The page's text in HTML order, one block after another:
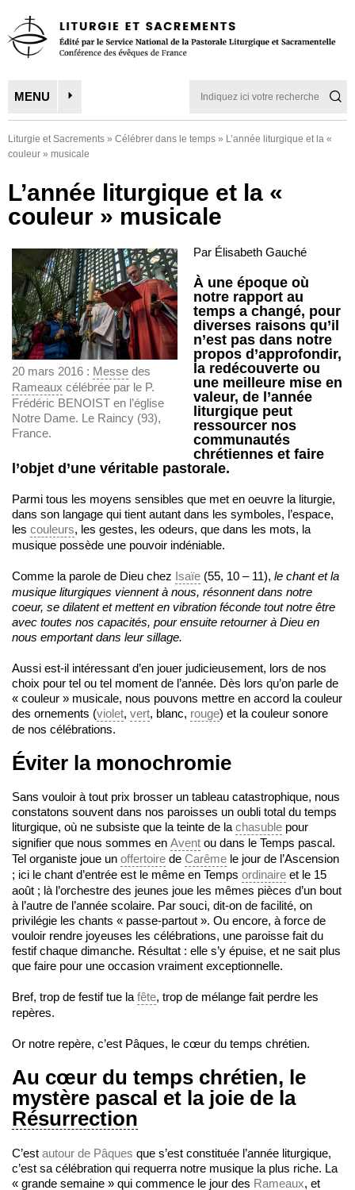
MENU
Liturgie et Sacrements » Célébrer dans le temps » L’année liturgique et la «
couleur » musicale
L’année liturgique et la «
couleur » musicale
20 mars 2016 : Messe des
Rameaux célébrée par le P.
Frédéric BENOIST en l’église
Notre Dame. Le Raincy (93),
France.
Par Élisabeth Gauché
À une époque où
notre rapport au
temps a changé, pour
diverses raisons qu’il
n’est pas dans notre
propos d’approfondir,
la redécouverte ou
une meilleure mise en
valeur, de l’année
liturgique peut
ressourcer nos
communautés
chrétiennes et faire
l’objet d’une véritable pastorale.
Parmi tous les moyens sensibles que met en oeuvre la liturgie,
dans son langage qui tient autant dans les symboles, l’espace,
les couleurs, les gestes, les odeurs, que dans les mots, la
musique possède une pouvoir indéniable.
Comme la parole de Dieu chez Isaïe (55, 10 – 11), le chant et la
musique liturgiques viennent à nous, résonnent dans notre
coeur, se dilatent et mettent en vibration féconde tout notre être
avec toutes nos capacités, pour ensuite retourner à Dieu en
nous emportant dans leur sillage.
Aussi est-il intéressant d’en jouer judicieusement, lors de nos
choix pour tel ou tel moment de l’année. Dès lors qu’on parle de
« couleur » musicale, nous pouvons mettre en accord la couleur
des ornements (violet, vert, blanc, rouge) et la couleur sonore
de nos célébrations.
Éviter la monochromie
Sans vouloir à tout prix brosser un tableau catastrophique, nous
constatons souvent dans nos paroisses un oubli total du temps
liturgique, où ne subsiste que la teinte de la chasuble pour
signifier que nous sommes en Avent ou dans le Temps pascal.
Tel organiste joue un offertoire de Carême le jour de l’Ascension
; ici le chant d’entrée est le même en Temps ordinaire et le 15
août ; là l’orchestre des jeunes joue les mêmes pièces d’un bout
à l’autre de l’année scolaire. Par souci, dit-on de facilité, on
privilégie les chants « passe-partout ». Ou encore, à force de
vouloir rendre joyeuses les célébrations, une paroisse fait du
festif chaque dimanche. Résultat : elle s’y épuise, et ne sait plus
que faire pour une occasion vraiment exceptionnelle.
Bref, trop de festif tue la fête, trop de mélange fait perdre les
repères.
Or notre repère, c’est Pâques, le cœur du temps chrétien.
Au cœur du temps chrétien, le
mystère pascal et la joie de la
Résurrection
C’est autour de Pâques que s’est constituée l’année liturgique,
c’est sa célébration qui requerra notre musique la plus riche. La
« grande semaine » qui commence le jour des Rameaux, et